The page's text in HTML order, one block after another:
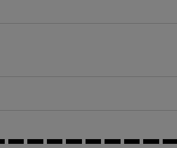
DEN–CKY: cmp-view-
DEN–CKY: cmp-
DEN–CKY: